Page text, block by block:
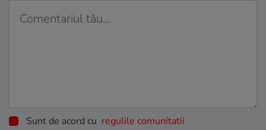
Sunt de acord cu regulile comunitatii